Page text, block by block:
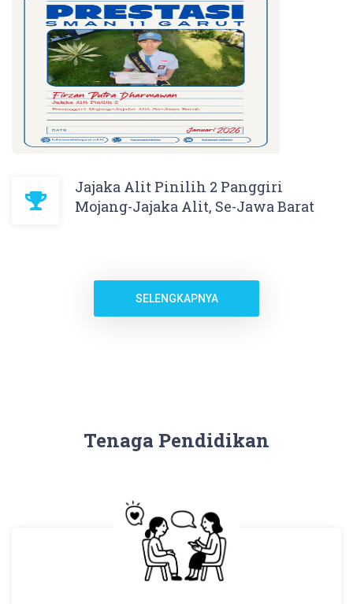
Jajaka Alit Pinilih 2 Panggiri
Mojang-Jajaka Alit, Se-Jawa Barat
SELENGKAPNYA
Tenaga Pendidikan